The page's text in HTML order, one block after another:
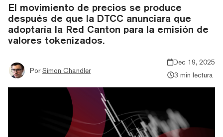
El movimiento de precios se produce
después de que la DTCC anunciara que
adoptaría la Red Canton para la emisión de
valores tokenizados.
Por Simon Chandler
Dec 19, 2025
3 min lectura